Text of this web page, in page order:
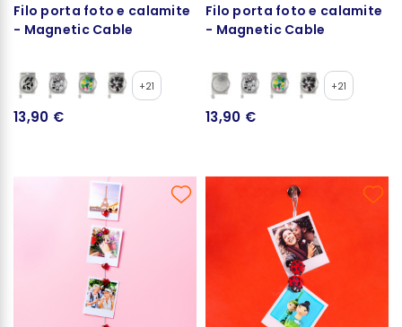
Filo porta foto e calamite
- Magnetic Cable
+21
13,90 €
Filo porta foto e calamite
- Magnetic Cable
+21
13,90 €